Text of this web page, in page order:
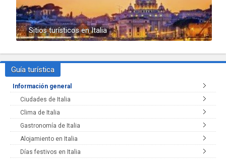
Sitios turísticos en Italia
Guía turística
Información general
Ciudades de Italia
Clima de Italia
Gastronomía de Italia
Alojamiento en Italia
Días festivos en Italia